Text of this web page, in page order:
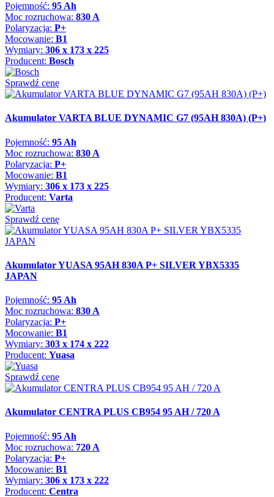
Pojemność: 95 Ah
Moc rozruchowa: 830 A
Polaryzacja: P+
Mocowanie: B1
Wymiary: 306 x 173 x 225
Producent: Bosch
Sprawdź cenę
Akumulator VARTA BLUE DYNAMIC G7 (95AH 830A) (P+)
Pojemność: 95 Ah
Moc rozruchowa: 830 A
Polaryzacja: P+
Mocowanie: B1
Wymiary: 306 x 173 x 225
Producent: Varta
Sprawdź cenę
Akumulator YUASA 95AH 830A P+ SILVER YBX5335
JAPAN
Pojemność: 95 Ah
Moc rozruchowa: 830 A
Polaryzacja: P+
Mocowanie: B1
Wymiary: 303 x 174 x 222
Producent: Yuasa
Sprawdź cenę
Akumulator CENTRA PLUS CB954 95 AH / 720 A
Pojemność: 95 Ah
Moc rozruchowa: 720 A
Polaryzacja: P+
Mocowanie: B1
Wymiary: 306 x 173 x 222
Producent: Centra